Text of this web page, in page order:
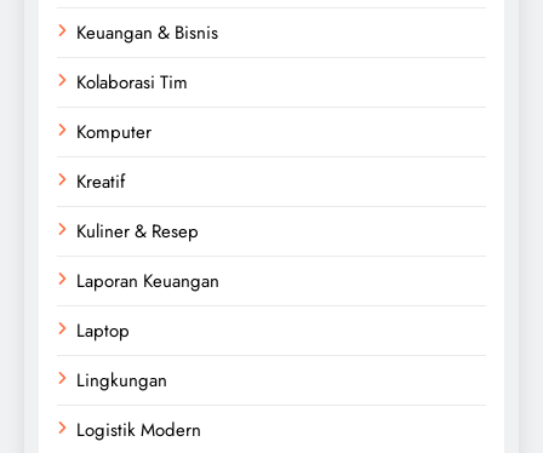
Keuangan & Bisnis
Kolaborasi Tim
Komputer
Kreatif
Kuliner & Resep
Laporan Keuangan
Laptop
Lingkungan
Logistik Modern